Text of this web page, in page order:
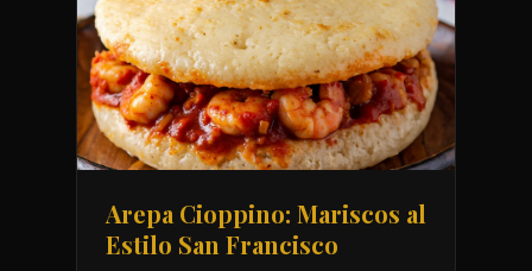
Arepa Cioppino: Mariscos al
Estilo San Francisco